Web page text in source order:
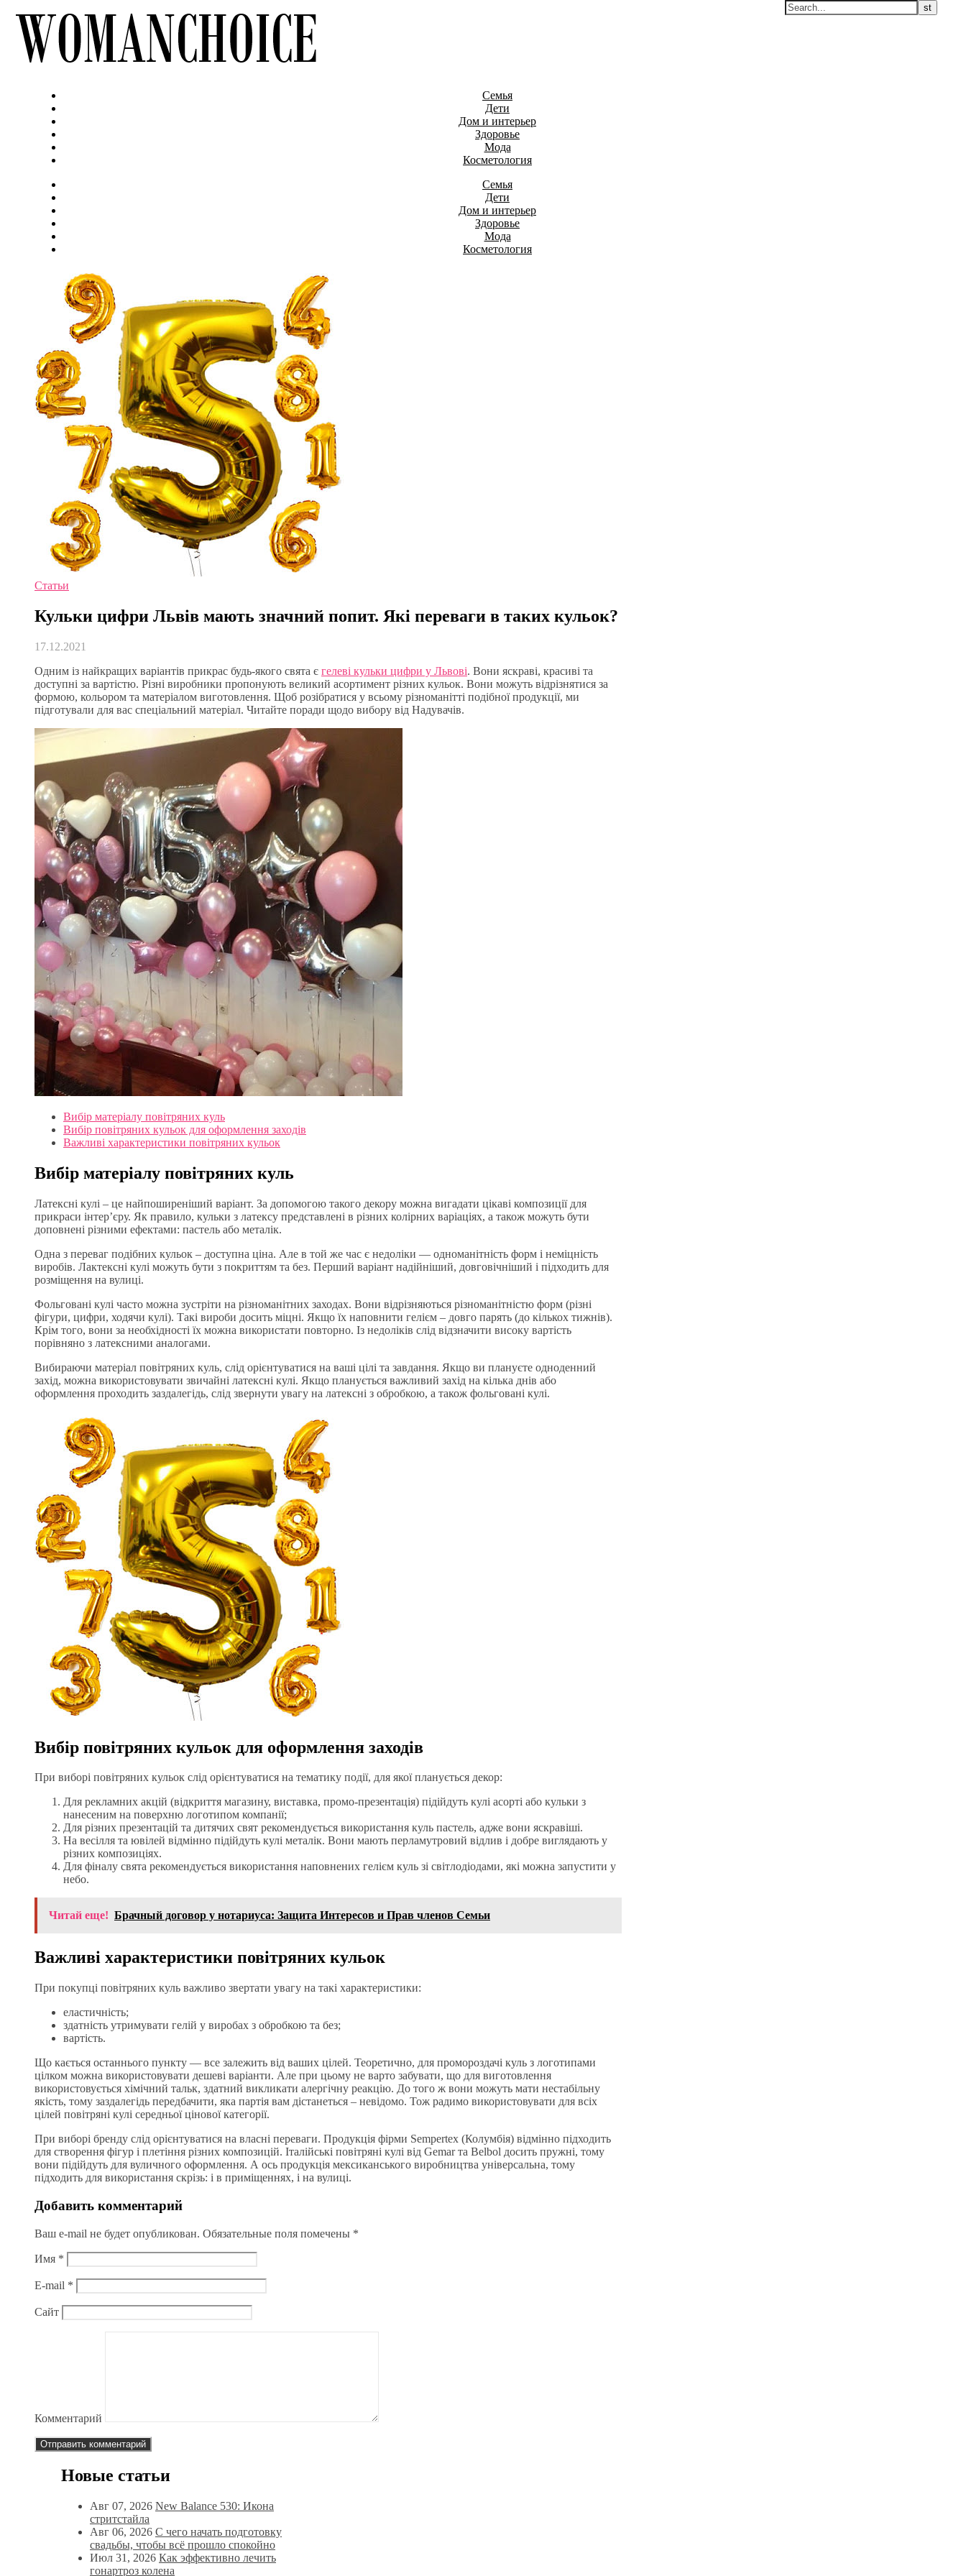
Семья
Дети
Дом и интерьер
Здоровье
Мода
Косметология
Семья
Дети
Дом и интерьер
Здоровье
Мода
Косметология
Статьи
Кульки цифри Львів мають значний попит. Які переваги в таких кульок?
17.12.2021
Одним із найкращих варіантів прикрас будь-якого свята є гелеві кульки цифри у Львові. Вони яскраві, красиві та
доступні за вартістю. Різні виробники пропонують великий асортимент різних кульок. Вони можуть відрізнятися за
формою, кольором та матеріалом виготовлення. Щоб розібратися у всьому різноманітті подібної продукції, ми
підготували для вас спеціальний матеріал. Читайте поради щодо вибору від Надувачів.
Вибір матеріалу повітряних куль
Вибір повітряних кульок для оформлення заходів
Важливі характеристики повітряних кульок
Вибір матеріалу повітряних куль
Латексні кулі – це найпоширеніший варіант. За допомогою такого декору можна вигадати цікаві композиції для
прикраси інтер’єру. Як правило, кульки з латексу представлені в різних колірних варіаціях, а також можуть бути
доповнені різними ефектами: пастель або металік.
Одна з переваг подібних кульок – доступна ціна. Але в той же час є недоліки — одноманітність форм і неміцність
виробів. Лактексні кулі можуть бути з покриттям та без. Перший варіант надійніший, довговічніший і підходить для
розміщення на вулиці.
Фольговані кулі часто можна зустріти на різноманітних заходах. Вони відрізняються різноманітністю форм (різні
фігури, цифри, ходячи кулі). Такі вироби досить міцні. Якщо їх наповнити гелієм – довго парять (до кількох тижнів).
Крім того, вони за необхідності їх можна використати повторно. Із недоліків слід відзначити високу вартість
порівняно з латексними аналогами.
Вибираючи матеріал повітряних куль, слід орієнтуватися на ваші цілі та завдання. Якщо ви плануєте одноденний
захід, можна використовувати звичайні латексні кулі. Якщо планується важливий захід на кілька днів або
оформлення проходить заздалегідь, слід звернути увагу на латексні з обробкою, а також фольговані кулі.
Вибір повітряних кульок для оформлення заходів
При виборі повітряних кульок слід орієнтуватися на тематику події, для якої планується декор:
Для рекламних акцій (відкриття магазину, виставка, промо-презентація) підійдуть кулі асорті або кульки з
нанесеним на поверхню логотипом компанії;
Для різних презентацій та дитячих свят рекомендується використання куль пастель, адже вони яскравіші.
На весілля та ювілей відмінно підійдуть кулі металік. Вони мають перламутровий відлив і добре виглядають у
різних композиціях.
Для фіналу свята рекомендується використання наповнених гелієм куль зі світлодіодами, які можна запустити у
небо.
Читай еще! Брачный договор у нотариуса: Защита Интересов и Прав членов Семьи
Важливі характеристики повітряних кульок
При покупці повітряних куль важливо звертати увагу на такі характеристики:
еластичність;
здатність утримувати гелій у виробах з обробкою та без;
вартість.
Що кається останнього пункту — все залежить від ваших цілей. Теоретично, для промороздачі куль з логотипами
цілком можна використовувати дешеві варіанти. Але при цьому не варто забувати, що для виготовлення
використовується хімічний тальк, здатний викликати алергічну реакцію. До того ж вони можуть мати нестабільну
якість, тому заздалегідь передбачити, яка партія вам дістанеться – невідомо. Тож радимо використовувати для всіх
цілей повітряні кулі середньої цінової категорії.
При виборі бренду слід орієнтуватися на власні переваги. Продукція фірми Sempertex (Колумбія) відмінно підходить
для створення фігур і плетіння різних композицій. Італійські повітряні кулі від Gemar та Belbol досить пружні, тому
вони підійдуть для вуличного оформлення. А ось продукція мексиканського виробництва універсальна, тому
підходить для використання скрізь: і в приміщеннях, і на вулиці.
Добавить комментарий
Ваш e-mail не будет опубликован. Обязательные поля помечены *
Имя *
E-mail *
Сайт
Комментарий
Новые статьи
Авг 07, 2026 New Balance 530: Икона
стритстайла
Авг 06, 2026 С чего начать подготовку
свадьбы, чтобы всё прошло спокойно
Июл 31, 2026 Как эффективно лечить
гонартроз колена